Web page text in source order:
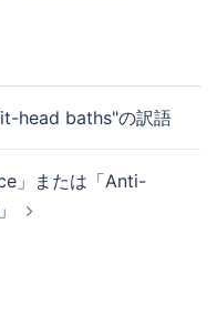
head baths"の訳語
」または「Anti-